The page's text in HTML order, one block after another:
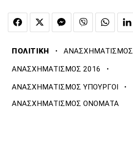
ΠΟΛΙΤΙΚΗ · ΑΝΑΣΧΗΜΑΤΙΣΜΟΣ
ΑΝΑΣΧΗΜΑΤΙΣΜΟΣ 2016 ·
ΑΝΑΣΧΗΜΑΤΙΣΜΟΣ ΥΠΟΥΡΓΟΙ ·
ΑΝΑΣΧΗΜΑΤΙΣΜΟΣ ΟΝΟΜΑΤΑ